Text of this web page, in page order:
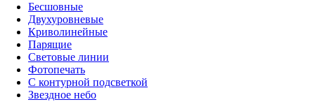
Бесшовные
Двухуровневые
Криволинейные
Парящие
Световые линии
Фотопечать
С контурной подсветкой
Звездное небо